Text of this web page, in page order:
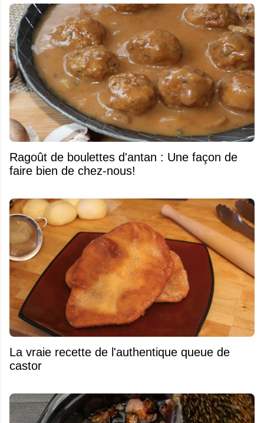
Ragoût de boulettes d'antan : Une façon de
faire bien de chez-nous!
La vraie recette de l'authentique queue de
castor